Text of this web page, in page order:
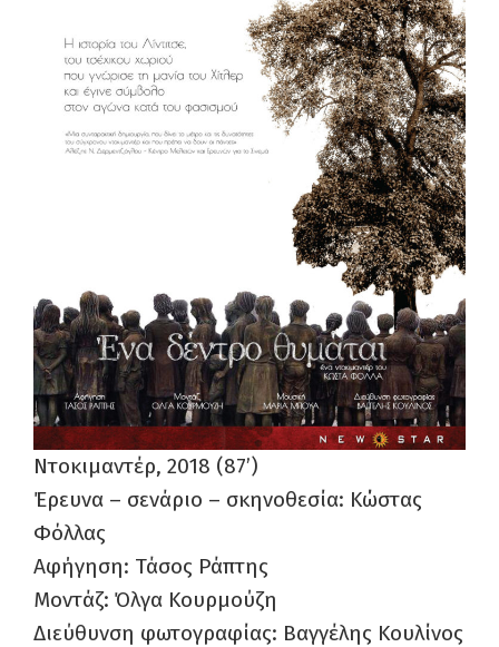
Ντοκιμαντέρ, 2018 (87’)
Έρευνα – σενάριο – σκηνοθεσία: Κώστας
Φόλλας
Αφήγηση: Τάσος Ράπτης
Μοντάζ: Όλγα Κουρμούζη
Διεύθυνση φωτογραφίας: Βαγγέλης Κουλίνος